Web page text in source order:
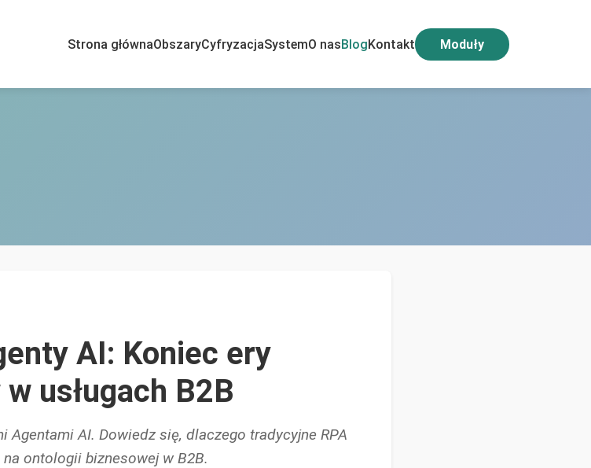
Strona głównaObszaryCyfryzacjaSystemO nasBlogKontakt Moduły
AI: Koniec ery
usługach B2B
AI. Dowiedz się, dlaczego tradycyjne RPA
ontologii biznesowej w B2B.